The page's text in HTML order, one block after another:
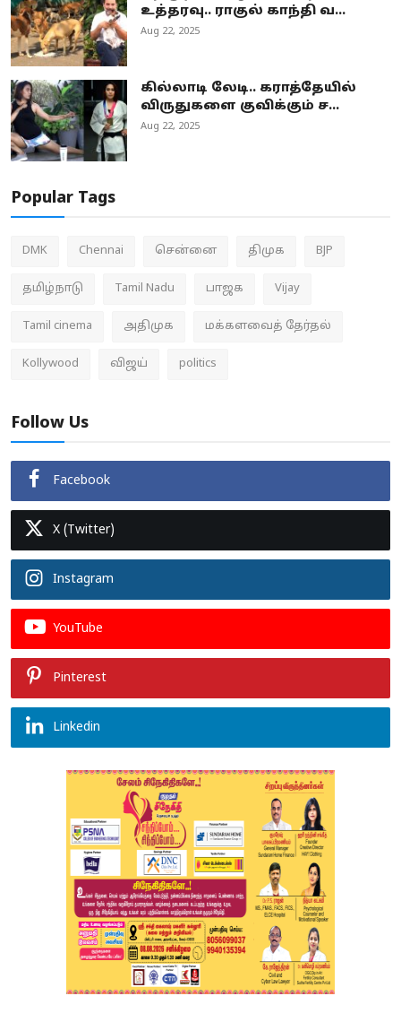
உத்தரவு.. ராகுல் காந்தி வ...
Aug 22, 2025
கில்லாடி லேடி.. கராத்தேயில்
விருதுகளை குவிக்கும் ச...
Aug 22, 2025
Popular Tags
DMK Chennai சென்னை திமுக BJP
தமிழ்நாடு Tamil Nadu பாஜக Vijay
Tamil cinema அதிமுக மக்களவைத் தேர்தல்
Kollywood விஜய் politics
Follow Us
Facebook
X (Twitter)
Instagram
YouTube
Pinterest
Linkedin